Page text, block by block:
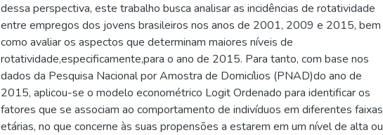
dessa perspectiva, este trabalho busca analisar as incidências de rotatividade
entre empregos dos jovens brasileiros nos anos de 2001, 2009 e 2015, bem
como avaliar os aspectos que determinam maiores níveis de
rotatividade,especificamente,para o ano de 2015. Para tanto, com base nos
dados da Pesquisa Nacional por Amostra de Domicílios (PNAD)do ano de
2015, aplicou-se o modelo econométrico Logit Ordenado para identificar os
fatores que se associam ao comportamento de indivíduos em diferentes faixas
etárias, no que concerne às suas propensões a estarem em um nível de alta ou